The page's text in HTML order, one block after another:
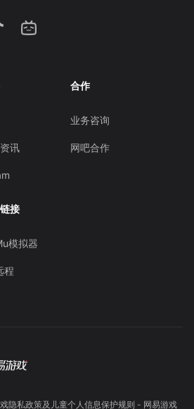
讯
合作
业务咨询
网吧合作
接
模拟器
程
隐私政策及儿童个人信息保护规则 - 网易游戏